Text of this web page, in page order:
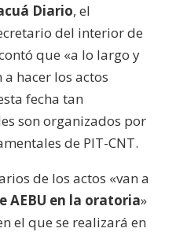
Diario, el
del interior de
que «a lo largo y
hacer los actos
fecha tan
son organizados por
de PIT-CNT.
de los actos «van a
AEBU en la oratoria»
el que se realizará en